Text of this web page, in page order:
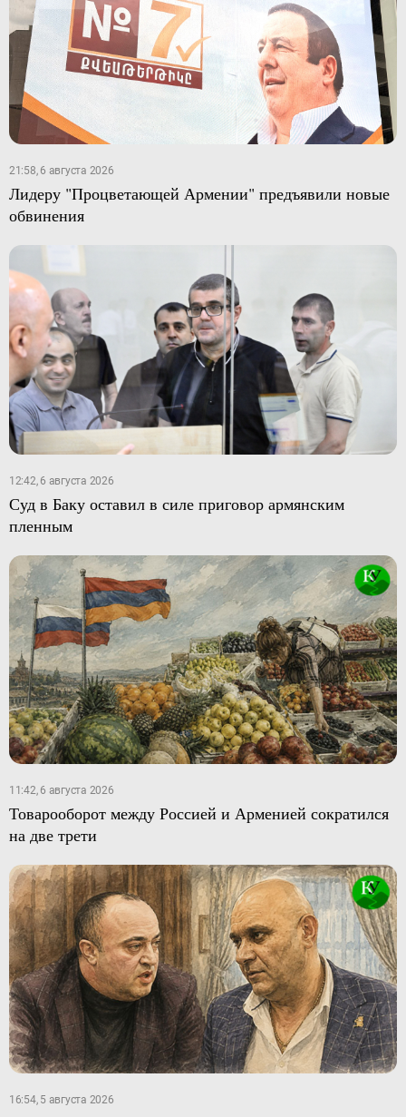
21:58, 6 августа 2026
Лидеру "Процветающей Армении" предъявили новые
обвинения
12:42, 6 августа 2026
Суд в Баку оставил в силе приговор армянским
пленным
11:42, 6 августа 2026
Товарооборот между Россией и Арменией сократился
на две трети
16:54, 5 августа 2026